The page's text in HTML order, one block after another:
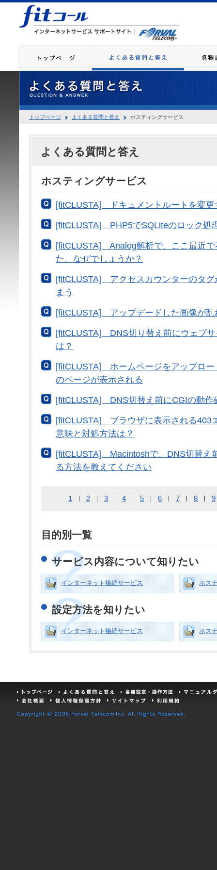
トップページ よくある質問と答え ホスティングサービス
よくある質問と答え
ホスティングサービス
[fitCLUSTA] ドキュメントルートを変更
[fitCLUSTA] PHP5でSQLiteのロック処
[fitCLUSTA] Analog解析で、ここ最近
た。なぜでしょうか？
[fitCLUSTA] アクセスカウンターのタグ
まう
[fitCLUSTA] アップデードした画像が乱
[fitCLUSTA] DNS切り替え前にウェブ
は？
[fitCLUSTA] ホームページをアップロー
のページが表示される
[fitCLUSTA] DNS切替え前にCGIの動作
[fitCLUSTA] ブラウザに表示される403
意味と対処方法は？
[fitCLUSTA] Macintoshで、DNS切替え
る方法を教えてください
1 2 3 4 5 6 7 8 9
目的別一覧
サービス内容について知りたい
インターネット接続サービス ホス
設定方法を知りたい
インターネット接続サービス ホス